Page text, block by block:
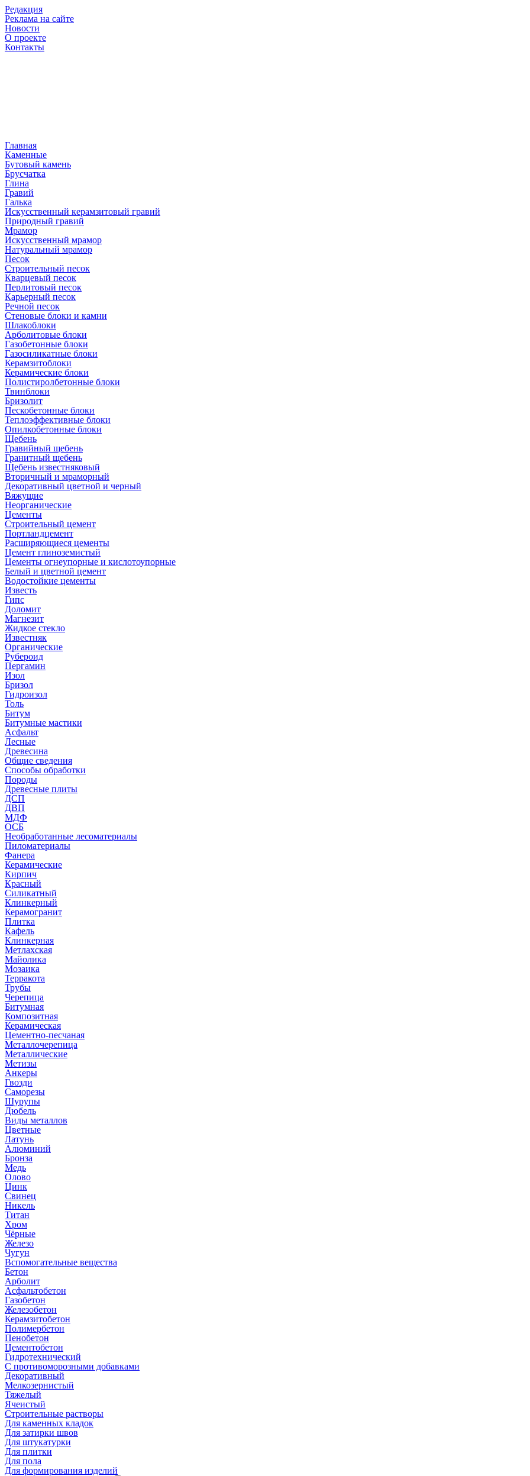
Редакция
Реклама на сайте
Новости
О проекте
Контакты
Главная
Каменные
Бутовый камень
Брусчатка
Глина
Гравий
Галька
Искусственный керамзитовый гравий
Природный гравий
Мрамор
Искусственный мрамор
Натуральный мрамор
Песок
Cтроительный песок
Кварцевый песок
Перлитовый песок
Карьерный песок
Речной песок
Стеновые блоки и камни
Шлакоблоки
Арболитовые блоки
Газобетонные блоки
Газосиликатные блоки
Керамзитоблоки
Керамические блоки
Полистиролбетонные блоки
Твинблоки
Бризолит
Пескобетонные блоки
Теплоэффективные блоки
Опилкобетонные блоки
Щебень
Гравийный щебень
Гранитный щебень
Щебень известняковый
Вторичный и мраморный
Декоративный цветной и черный
Вяжущие
Неорганические
Цементы
Строительный цемент
Портландцемент
Расширяющиеся цементы
Цемент глиноземистый
Цементы огнеупорные и кислотоупорные
Белый и цветной цемент
Водостойкие цементы
Известь
Гипс
Доломит
Магнезит
Жидкое стекло
Известняк
Органические
Рубероид
Пергамин
Изол
Бризол
Гидроизол
Толь
Битум
Битумные мастики
Асфальт
Лесные
Древесина
Общие сведения
Способы обработки
Породы
Древесные плиты
ДСП
ДВП
МДФ
ОСБ
Необработанные лесоматериалы
Пиломатериалы
Фанера
Керамические
Кирпич
Красный
Силикатный
Клинкерный
Керамогранит
Плитка
Кафель
Клинкерная
Метлахская
Майолика
Мозаика
Терракота
Трубы
Черепица
Битумная
Композитная
Керамическая
Цементно-песчаная
Металлочерепица
Металлические
Метизы
Анкеры
Гвозди
Саморезы
Шурупы
Дюбель
Виды металлов
Цветные
Латунь
Алюминий
Бронза
Медь
Олово
Цинк
Свинец
Никель
Титан
Хром
Чёрные
Железо
Чугун
Вспомогательные вещества
Бетон
Арболит
Асфальтобетон
Газобетон
Железобетон
Керамзитобетон
Полимербетон
Пенобетон
Цементобетон
Гидротехнический
C противоморозными добавками
Декоративный
Мелкозернистый
Тяжелый
Ячеистый
Строительные растворы
Для каменных кладок
Для затирки швов
Для штукатурки
Для плитки
Для пола
Для формирования изделий